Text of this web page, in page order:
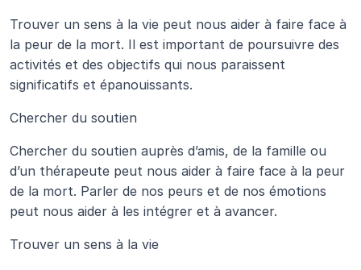
Trouver un sens à la vie peut nous aider à faire face à
la peur de la mort. Il est important de poursuivre des
activités et des objectifs qui nous paraissent
significatifs et épanouissants.
Chercher du soutien
Chercher du soutien auprès d’amis, de la famille ou
d’un thérapeute peut nous aider à faire face à la peur
de la mort. Parler de nos peurs et de nos émotions
peut nous aider à les intégrer et à avancer.
Trouver un sens à la vie